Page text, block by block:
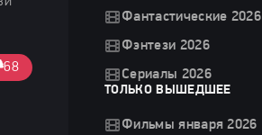
68
Фантастические 2026
Фэнтези 2026
Сериалы 2026
ТОЛЬКО ВЫШЕДШЕЕ
Фильмы января 2026